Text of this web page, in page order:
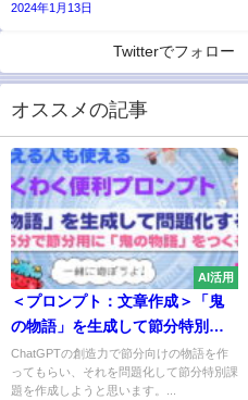
2024年1月13日
Twitterでフォロー
オススメの記事
AI活用
＜プロンプト：文章作成＞「鬼
の物語」を生成して節分特別課
題を作成する
ChatGPTの創造力で節分向けの物語を作
ってもらい、それを問題化して節分特別課
題を作成しようと思います。...